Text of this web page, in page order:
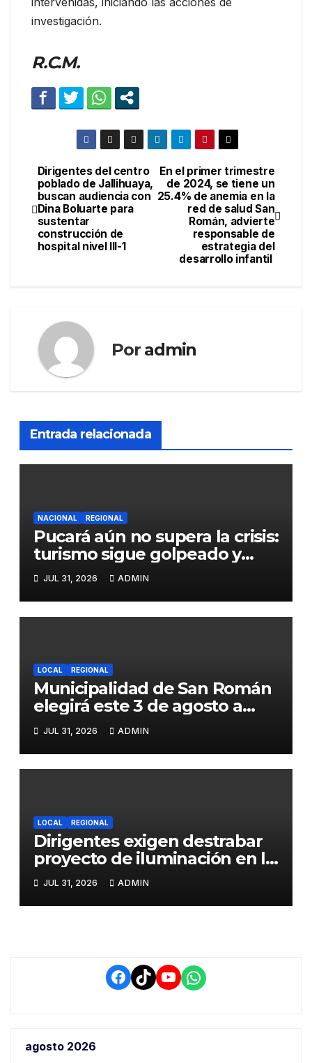
investigación.
R.C.M.
Navegación
de
entradas
En el primer trimestre
de 2024, se tiene un
25.4% de anemia en la
red de salud San
Román, advierte
responsable de
estrategia del
desarrollo infantil
Dirigentes del centro
poblado de Jallihuaya,
buscan audiencia con
Dina Boluarte para
sustentar
construcción de
hospital nivel III-1
Por admin
Entrada relacionada
NACIONAL REGIONAL
Pucará aún no supera la crisis:
turismo sigue golpeado y
alcaldesa exige al nuevo
Gobierno fondos para obras
paralizadas
JUL 31, 2026 ADMIN
LOCAL REGIONAL
Municipalidad de San Román
elegirá este 3 de agosto a
representantes del Comité
de Seguridad y Salud en el
Trabajo
JUL 31, 2026 ADMIN
LOCAL REGIONAL
Dirigentes exigen destrabar
proyecto de iluminación en la
salida a Puno y alertan por
demora que pone en riesgo a
conductores
JUL 31, 2026 ADMIN
Facebook
TikTokYouTube
WhatsApp
agosto 2026